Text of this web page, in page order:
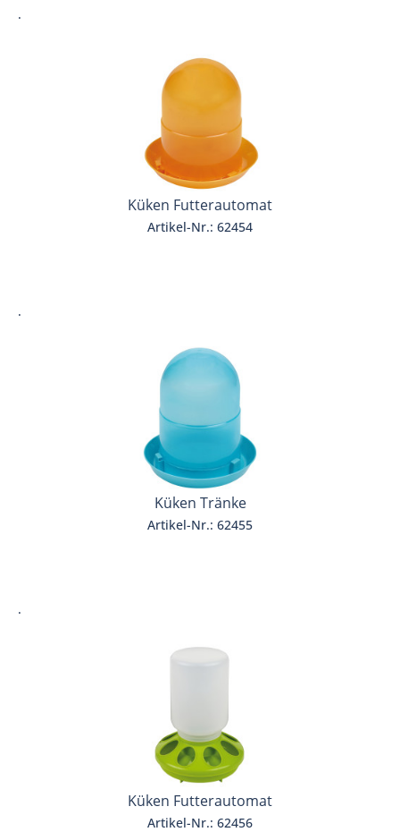
.
Küken Futterautomat
Artikel-Nr.: 62454
.
Küken Tränke
Artikel-Nr.: 62455
.
Küken Futterautomat
Artikel-Nr.: 62456